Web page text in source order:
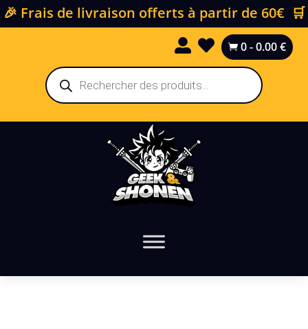
🎉 Frais de livraison offerts à partir de 60€ 🛒
   0-0.00€
Recherche
de
produits